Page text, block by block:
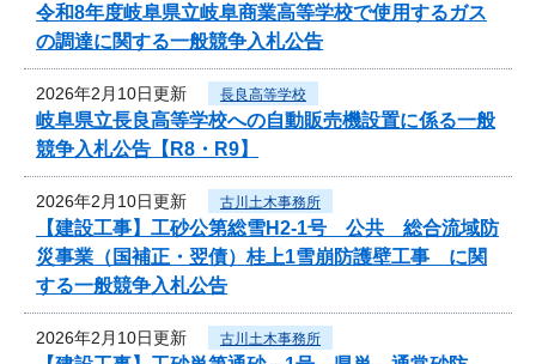
令和8年度岐阜県立岐阜商業高等学校で使用するガス
の調達に関する一般競争入札公告
2026年2月10日更新 長良高等学校
岐阜県立長良高等学校への自動販売機設置に係る一般
競争入札公告【R8・R9】
2026年2月10日更新 古川土木事務所
【建設工事】工砂公第総雪H2-1号 公共 総合流域防
災事業（国補正・翌債）桂上1雪崩防護壁工事 に関
する一般競争入札公告
2026年2月10日更新 古川土木事務所